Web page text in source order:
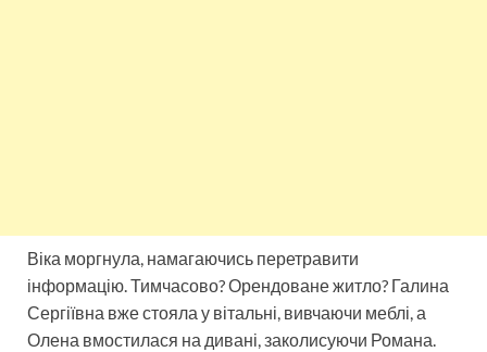
Віка моргнула, намагаючись перетравити
інформацію. Тимчасово? Орендоване житло? Галина
Сергіївна вже стояла у вітальні, вивчаючи меблі, а
Олена вмостилася на дивані, заколисуючи Романа.